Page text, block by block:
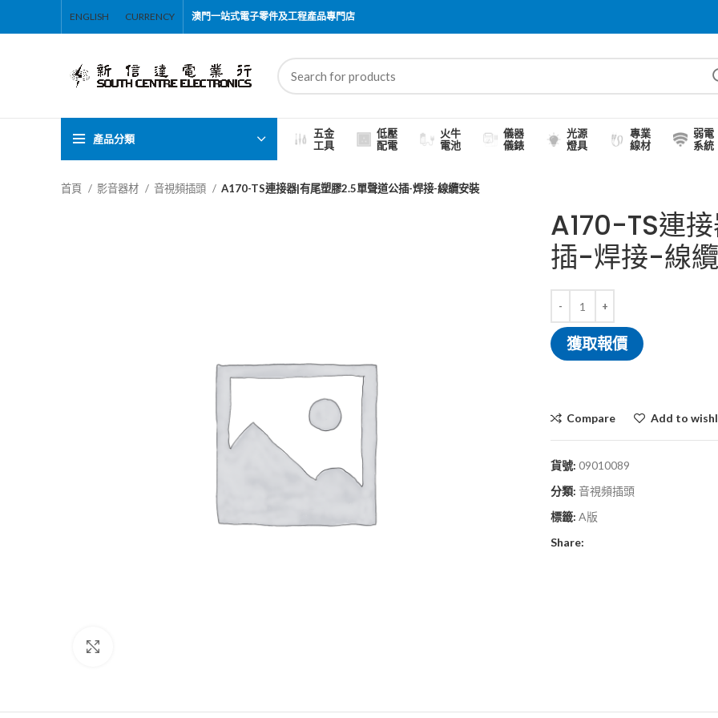
ENGLISH CURRENCY 澳門一站式電子零件及工程產品專門店
產品分類
五金
工具
低壓
配電
火牛
電池
儀器
儀錶
光源
燈具
專業
線材
弱電
系統
首頁 影音器材 音視頻插頭 A170-TS連接器|有尾塑膠2.5單聲道公插-焊接-線纜安裝
A170-TS連
插-焊接-線
獲取報價
Compare Add to
貨號: 09010089
分類: 音視頻插頭
標籤: A版
Share: